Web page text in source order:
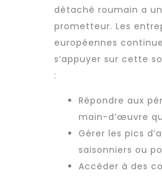
détaché roumain a
prometteur. Les
européennes
s’appuyer sur cette
:
Répondre aux
main-d’œuvre
Gérer les pics
saisonniers ou
Accéder à des